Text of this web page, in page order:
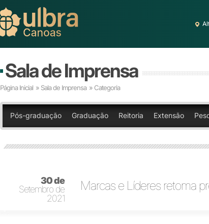
Sala de Imprensa
Página Inicial » Sala de Imprensa » Categoria
Pós-graduação Graduação Reitoria Extensão
30 de
Setembro de
2021
Marcas e Líderes retoma